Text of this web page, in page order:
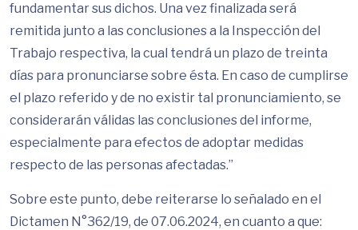
fundamentar sus dichos. Una vez finalizada será
remitida junto a las conclusiones a la Inspección del
Trabajo respectiva, la cual tendrá un plazo de treinta
días para pronunciarse sobre ésta. En caso de cumplirse
el plazo referido y de no existir tal pronunciamiento, se
considerarán válidas las conclusiones del informe,
especialmente para efectos de adoptar medidas
respecto de las personas afectadas.”
Sobre este punto, debe reiterarse lo señalado en el
Dictamen N°362/19, de 07.06.2024, en cuanto a que: